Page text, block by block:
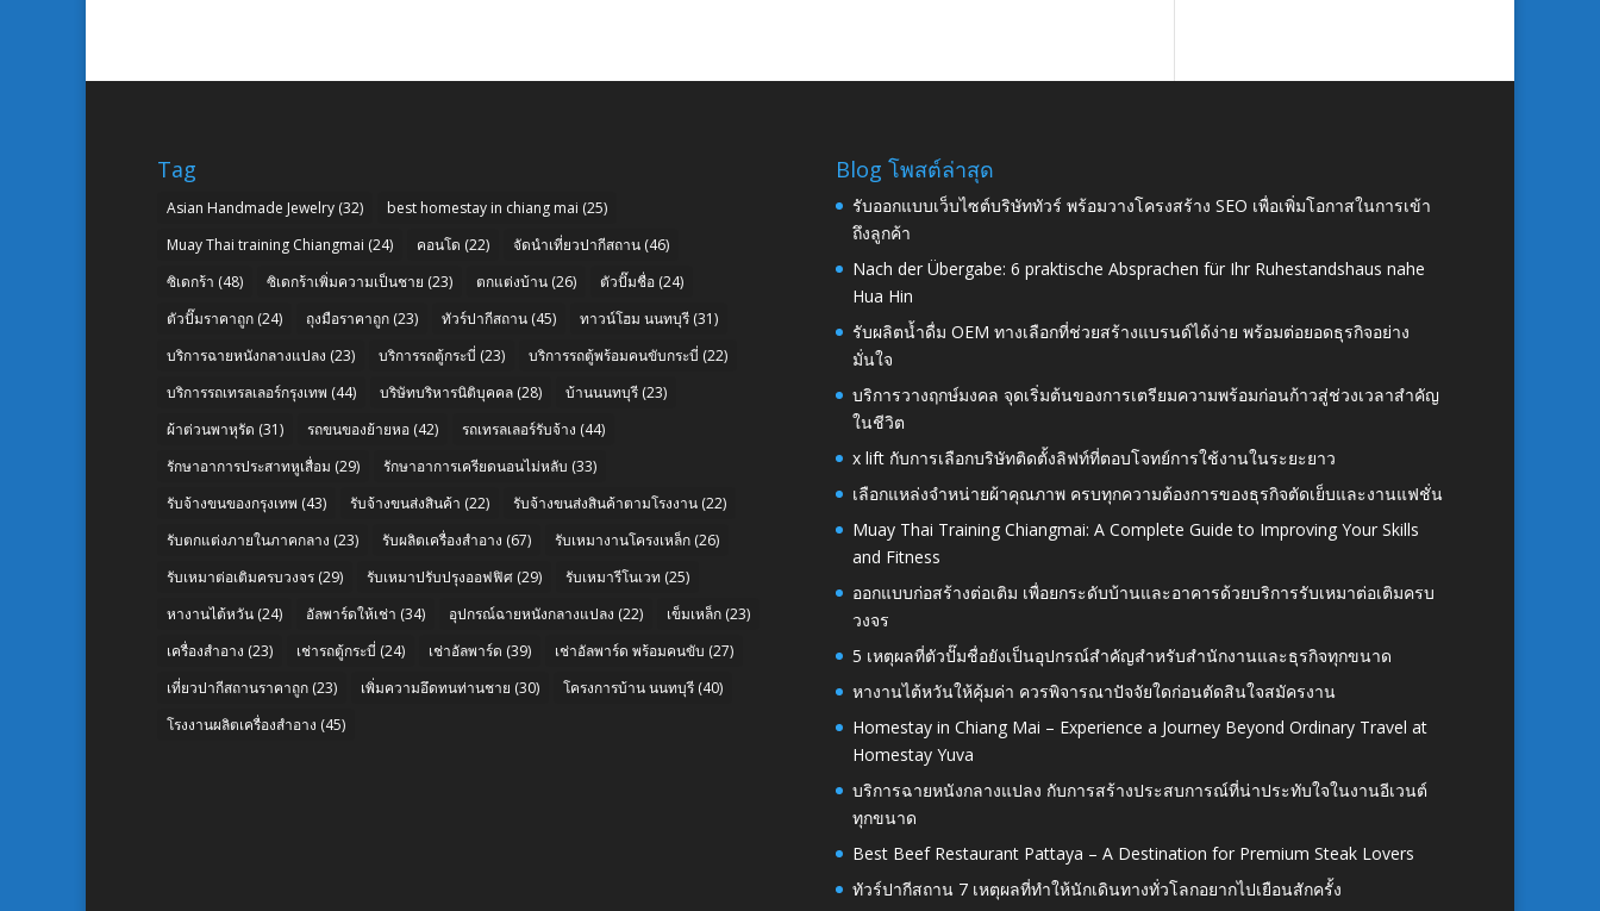
Tag
Asian Handmade Jewelry (32) best homestay in chiang mai (25)
Muay Thai training Chiangmai (24) คอนโด (22) จัดนำเที่ยวปากีสถาน (46)
ซิเดกร้า (48) ซิเดกร้าเพิ่มความเป็นชาย (23) ตกแต่งบ้าน (26) ตัวปั๊มชื่อ (24)
ตัวปั๊มราคาถูก (24) ถุงมือราคาถูก (23) ทัวร์ปากีสถาน (45) ทาวน์โฮม นนทบุรี (31)
บริการฉายหนังกลางแปลง (23) บริการรถตู้กระบี่ (23) บริการรถตู้พร้อมคนขับกระบี่ (22)
บริการรถเทรลเลอร์กรุงเทพ (44) บริษัทบริหารนิติบุคคล (28) บ้านนนทบุรี (23)
ผ้าต่วนพาหุรัด (31) รถขนของย้ายหอ (42) รถเทรลเลอร์รับจ้าง (44)
รักษาอาการประสาทหูเสื่อม (29) รักษาอาการเครียดนอนไม่หลับ (33)
รับจ้างขนของกรุงเทพ (43) รับจ้างขนส่งสินค้า (22) รับจ้างขนส่งสินค้าตามโรงงาน (22)
รับตกแต่งภายในภาคกลาง (23) รับผลิตเครื่องสำอาง (67) รับเหมางานโครงเหล็ก (26)
รับเหมาต่อเติมครบวงจร (29) รับเหมาปรับปรุงออฟฟิศ (29) รับเหมารีโนเวท (25)
หางานไต้หวัน (24) อัลพาร์ดให้เช่า (34) อุปกรณ์ฉายหนังกลางแปลง (22) เข็มเหล็ก (23)
เครื่องสำอาง (23) เช่ารถตู้กระบี่ (24) เช่าอัลพาร์ด (39) เช่าอัลพาร์ด พร้อมคนขับ (27)
เที่ยวปากีสถานราคาถูก (23) เพิ่มความอึดทนท่านชาย (30) โครงการบ้าน นนทบุรี (40)
โรงงานผลิตเครื่องสำอาง (45)
Blog โพสต์ล่าสุด
รับออกแบบเว็บไซต์บริษัททัวร์ พร้อมวางโครงสร้าง SEO เพื่อเพิ่มโอกาสในการเข้า
ถึงลูกค้า
Nach der Übergabe: 6 praktische Absprachen für Ihr Ruhestandshaus nahe
Hua Hin
รับผลิตน้ำดื่ม OEM ทางเลือกที่ช่วยสร้างแบรนด์ได้ง่าย พร้อมต่อยอดธุรกิจอย่าง
มั่นใจ
บริการวางฤกษ์มงคล จุดเริ่มต้นของการเตรียมความพร้อมก่อนก้าวสู่ช่วงเวลาสำคัญ
ในชีวิต
x lift กับการเลือกบริษัทติดตั้งลิฟท์ที่ตอบโจทย์การใช้งานในระยะยาว
เลือกแหล่งจำหน่ายผ้าคุณภาพ ครบทุกความต้องการของธุรกิจตัดเย็บและงานแฟชั่น
Muay Thai Training Chiangmai: A Complete Guide to Improving Your Skills
and Fitness
ออกแบบก่อสร้างต่อเติม เพื่อยกระดับบ้านและอาคารด้วยบริการรับเหมาต่อเติมครบ
วงจร
5 เหตุผลที่ตัวปั๊มชื่อยังเป็นอุปกรณ์สำคัญสำหรับสำนักงานและธุรกิจทุกขนาด
หางานไต้หวันให้คุ้มค่า ควรพิจารณาปัจจัยใดก่อนตัดสินใจสมัครงาน
Homestay in Chiang Mai – Experience a Journey Beyond Ordinary Travel at
Homestay Yuva
บริการฉายหนังกลางแปลง กับการสร้างประสบการณ์ที่น่าประทับใจในงานอีเวนต์
ทุกขนาด
Best Beef Restaurant Pattaya – A Destination for Premium Steak Lovers
ทัวร์ปากีสถาน 7 เหตุผลที่ทำให้นักเดินทางทั่วโลกอยากไปเยือนสักครั้ง